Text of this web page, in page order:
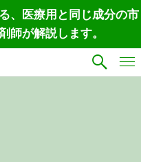
、医療用と同じ成分の市
師が解説します。